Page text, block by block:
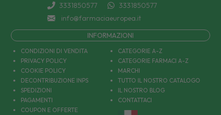
3331850577
3331850577
info@farmaciaeuropea.it
INFORMAZIONI
CONDIZIONI DI VENDITA
PRIVACY POLICY
COOKIE POLICY
DECONTRIBUZIONE INPS
SPEDIZIONI
PAGAMENTI
COUPON E OFFERTE
CATEGORIE A-Z
CATEGORIE FARMACI A-Z
MARCHI
TUTTO IL NOSTRO CATALOGO
IL NOSTRO BLOG
CONTATTACI